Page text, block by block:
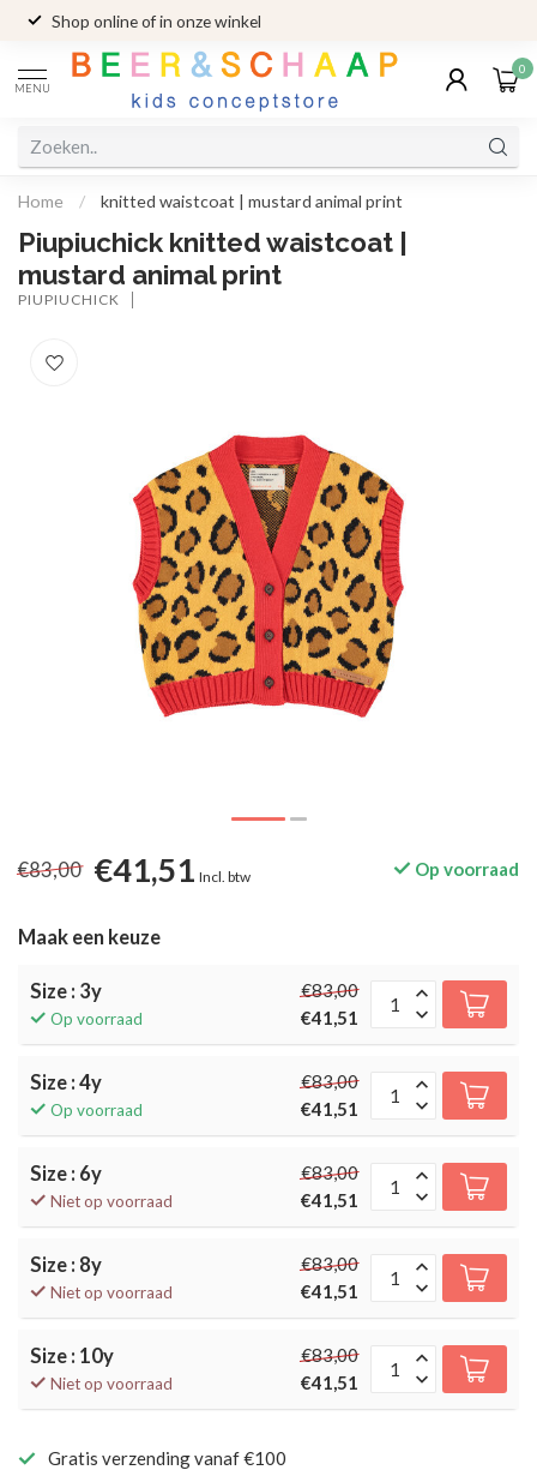
Shop online of in onze winkel
MENU
0
Home / knitted waistcoat | mustard animal print
Piupiuchick knitted waistcoat |
mustard animal print
PIUPIUCHICK
€83,00 €41,51 Incl. btw Op voorraad
Maak een keuze
Size : 3y
Op voorraad
€83,00
€41,51
Size : 4y
Op voorraad
€83,00
€41,51
Size : 6y
Niet op voorraad
€83,00
€41,51
Size : 8y
Niet op voorraad
€83,00
€41,51
Size : 10y
Niet op voorraad
€83,00
€41,51
Gratis verzending vanaf €100